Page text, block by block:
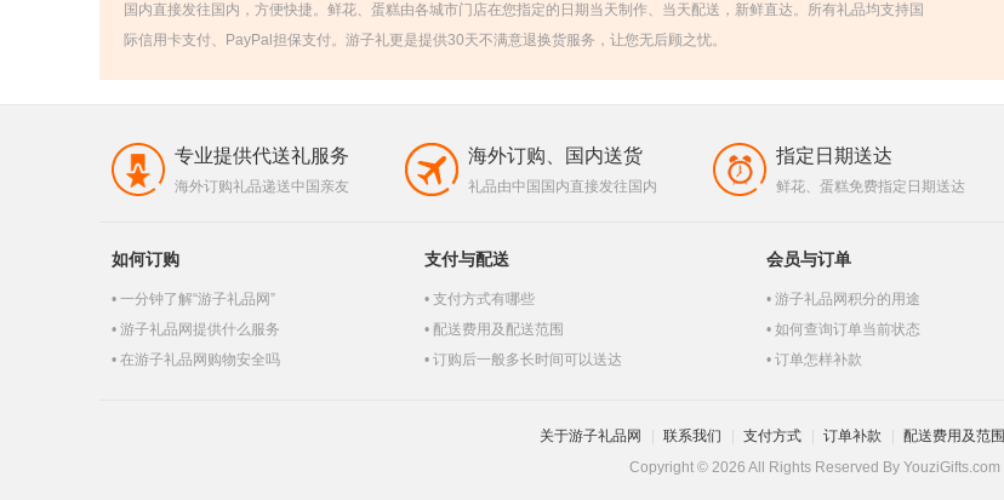
国内直接发往国内，方便快捷。鲜花、蛋糕由各城市门店在您指定的日期当天制作、当天配送，新鲜直达。所有礼品均支持国
际信用卡支付、PayPal担保支付。游子礼更是提供30天不满意退换货服务，让您无后顾之忧。
专业提供代送礼服务
海外订购礼品递送中国亲友
海外订购、国内送货
礼品由中国国内直接发往国内
指定日期送达
鲜花、蛋糕免费指定日期送达
如何订购
一分钟了解“游子礼品网”
游子礼品网提供什么服务
在游子礼品网购物安全吗
支付与配送
支付方式有哪些
配送费用及配送范围
订购后一般多长时间可以送达
会员与订单
游子礼品网积分的用途
如何查询订单当前状态
订单怎样补款
关于游子礼品网 联系我们 支付方式 订单补款 配送费用及范围
Copyright © 2026 All Rights Reserved By YouziGifts.com